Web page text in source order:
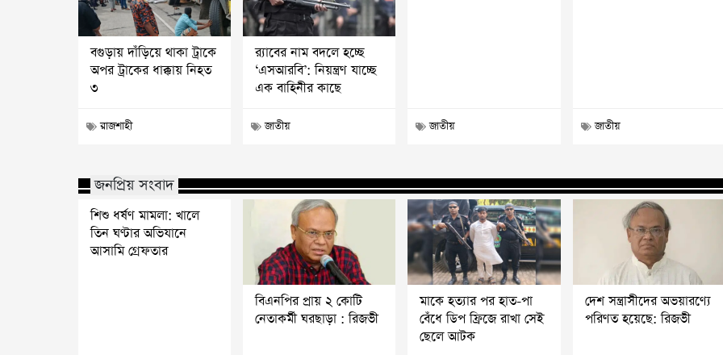
বগুড়ায় দাঁড়িয়ে থাকা ট্রাকে
অপর ট্রাকের ধাক্কায় নিহত
৩
রাজশাহী
র‍্যাবের নাম বদলে হচ্ছে
‘এসআরবি’: নিয়ন্ত্রণ যাচ্ছে
এক বাহিনীর কাছে
জাতীয় জাতীয় জাতীয়
জনপ্রিয় সংবাদ
শিশু ধর্ষণ মামলা: খালে
তিন ঘণ্টার অভিযানে
আসামি গ্রেফতার
বিএনপির প্রায় ২ কোটি
নেতাকর্মী ঘরছাড়া : রিজভী
মাকে হত্যার পর হাত-পা
বেঁধে ডিপ ফ্রিজে রাখা সেই
ছেলে আটক
দেশ সন্ত্রাসীদের অভয়ারণ্যে
পরিণত হয়েছে: রিজভী